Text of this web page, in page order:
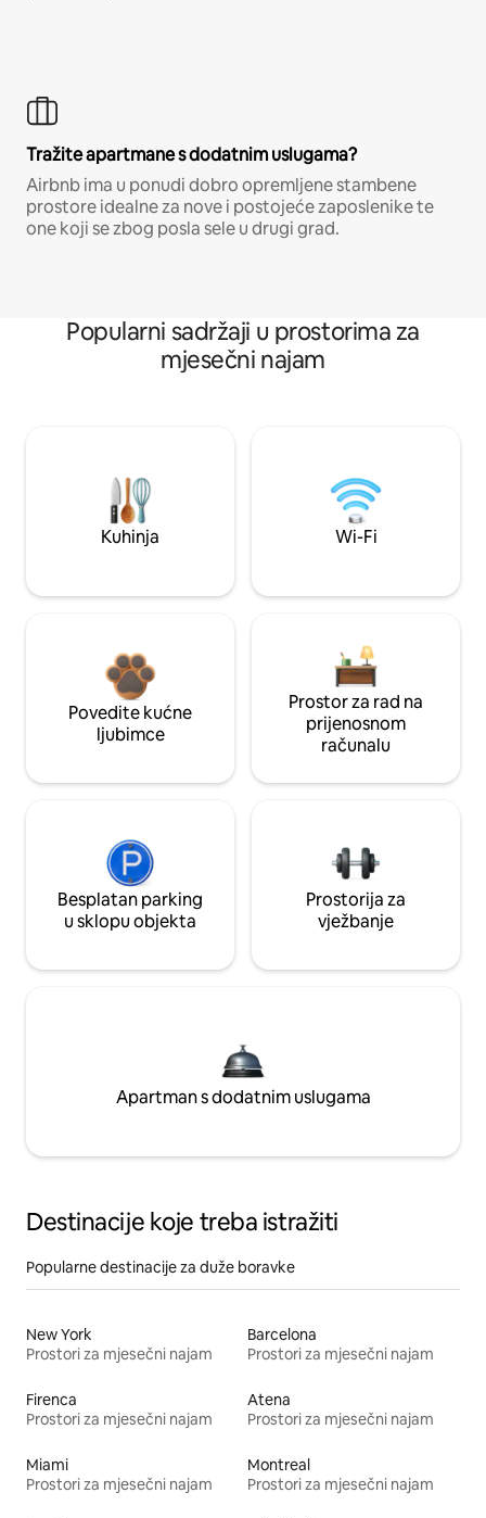
Tražite apartmane s dodatnim uslugama?
Airbnb ima u ponudi dobro opremljene stambene
prostore idealne za nove i postojeće zaposlenike te
one koji se zbog posla sele u drugi grad.
Popularni sadržaji u prostorima za
mjesečni najam
Kuhinja Wi-Fi
Povedite kućne
ljubimce
Prostor za rad na
prijenosnom
računalu
Besplatan parking
u sklopu objekta
Prostorija za
vježbanje
Apartman s dodatnim uslugama
Destinacije koje treba istražiti
Popularne destinacije za duže boravke
New York
Prostori za mjesečni najam
Barcelona
Prostori za mjesečni najam
Firenca
Prostori za mjesečni najam
Atena
Prostori za mjesečni najam
Miami
Prostori za mjesečni najam
Montreal
Prostori za mjesečni najam